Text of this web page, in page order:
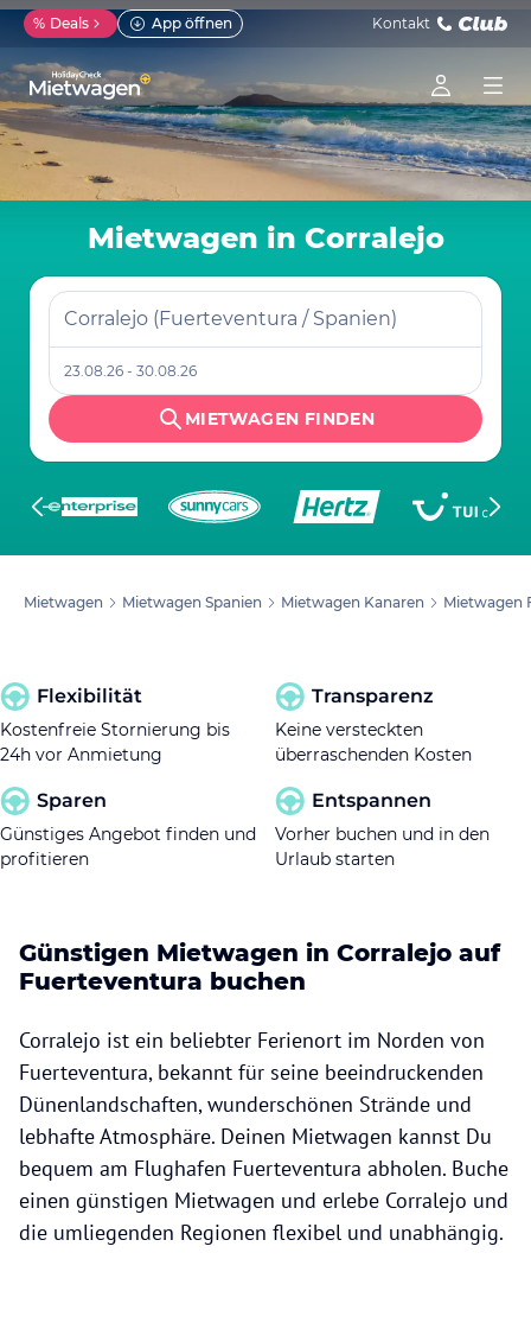
% Deals App öffnen Kontakt
Mietwagen in Corralejo
Corralejo (Fuerteventura / Spanien)
23.08.26 - 30.08.26
MIETWAGEN FINDEN
Mietwagen Mietwagen Spanien Mietwagen Kanaren Mietwagen
Flexibilität
Kostenfreie Stornierung bis
24h vor Anmietung
Transparenz
Keine versteckten
überraschenden Kosten
Sparen
Günstiges Angebot finden und
profitieren
Entspannen
Vorher buchen und in den
Urlaub starten
Günstigen Mietwagen in Corralejo auf
Fuerteventura buchen
Corralejo ist ein beliebter Ferienort im Norden von
Fuerteventura, bekannt für seine beeindruckenden
Dünenlandschaften, wunderschönen Strände und
lebhafte Atmosphäre. Deinen Mietwagen kannst Du
bequem am Flughafen Fuerteventura abholen. Buche
einen günstigen Mietwagen und erlebe Corralejo und
die umliegenden Regionen flexibel und unabhängig.